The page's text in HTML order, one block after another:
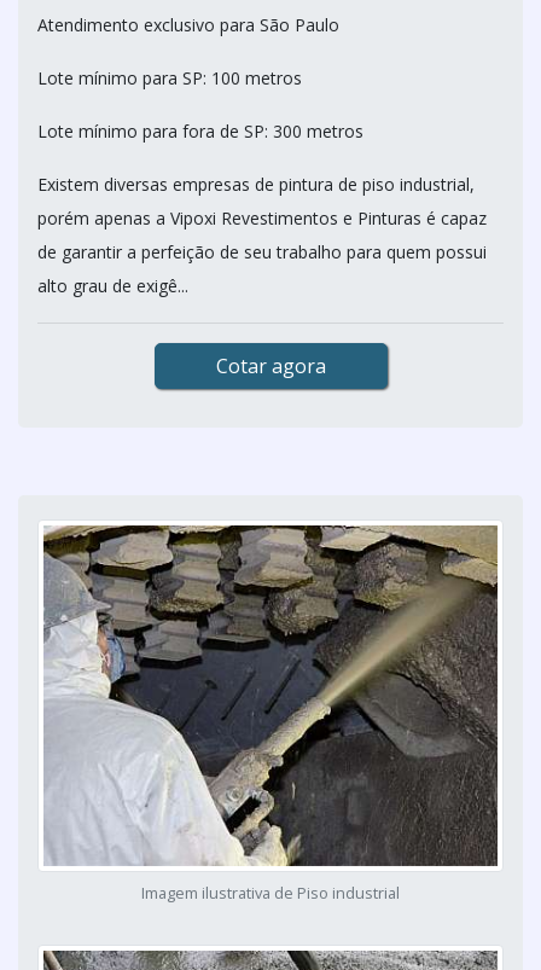
Atendimento exclusivo para São Paulo
Lote mínimo para SP: 100 metros
Lote mínimo para fora de SP: 300 metros
Existem diversas empresas de pintura de piso industrial,
porém apenas a Vipoxi Revestimentos e Pinturas é capaz
de garantir a perfeição de seu trabalho para quem possui
alto grau de exigê...
Cotar agora
Imagem ilustrativa de Piso industrial